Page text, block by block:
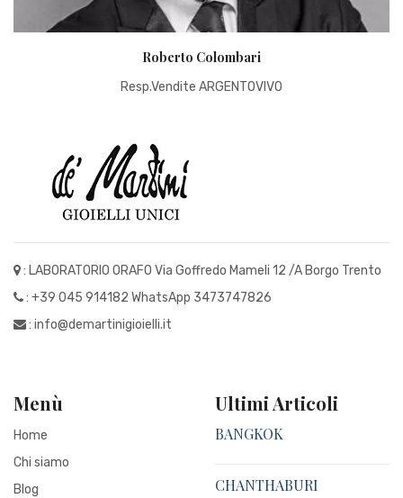
Roberto Colombari
Resp.Vendite ARGENTOVIVO
: LABORATORIO ORAFO Via Goffredo Mameli 12 /A Borgo Trento
: +39 045 914182 WhatsApp 3473747826
: info@demartinigioielli.it
Menù
Home
Chi siamo
Blog
Ultimi Articoli
BANGKOK
CHANTHABURI